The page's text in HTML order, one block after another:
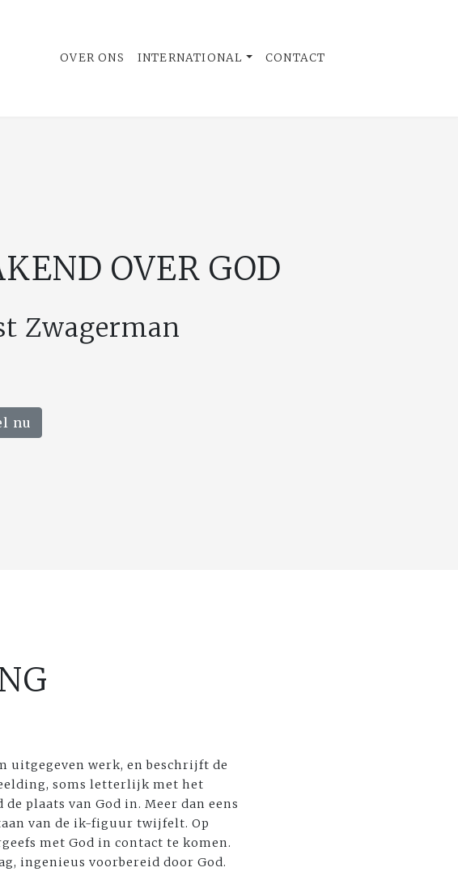
OVER ONS INTERNATIONAL CONTACT
OVER GOD
Zwagerman
nu
uitgegeven werk, en beschrijft de
soms letterlijk met het
plaats van God in. Meer dan eens
van de ik-figuur twijfelt. Op
met God in contact te komen.
ingenieus voorbereid door God.